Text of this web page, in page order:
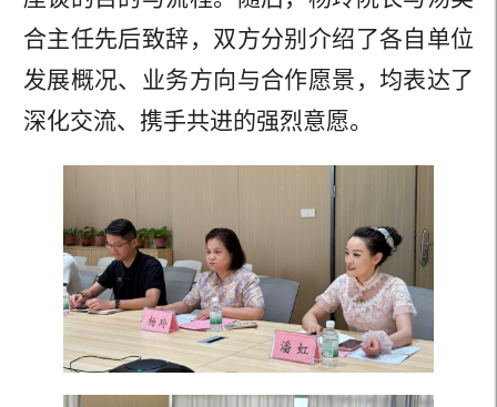
合主任先后致辞，双方分别介绍了各自单位
发展概况、业务方向与合作愿景，均表达了
深化交流、携手共进的强烈意愿。